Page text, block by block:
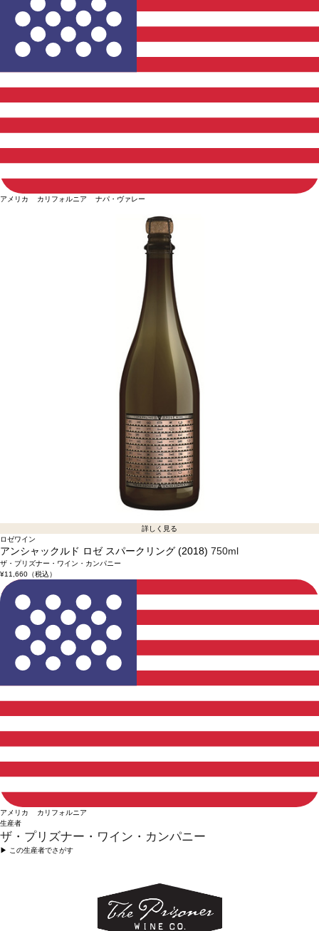
アメリカ カリフォルニア ナパ・ヴァレー
詳しく見る
ロゼワイン
アンシャックルド ロゼ スパークリング (2018) 750ml
ザ・プリズナー・ワイン・カンパニー
¥11,660（税込）
アメリカ カリフォルニア
生産者
ザ・プリズナー・ワイン・カンパニー
▶︎ この生産者でさがす